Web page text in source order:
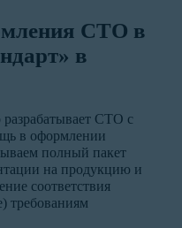
СТО в
в
СТО с
в оформлении
полный пакет
на продукцию и
соответствия
требованиям